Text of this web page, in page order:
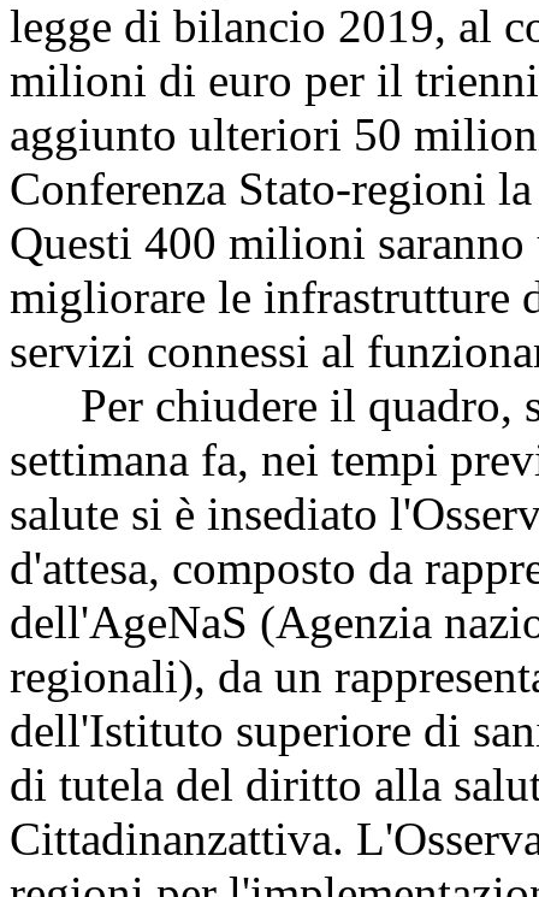
legge di bilancio 2019, al
milioni di euro per il
aggiunto ulteriori 50
Conferenza Stato-regioni
Questi 400 milioni
migliorare le infrastrutture
servizi connessi al
Per chiudere il quadro,
settimana fa, nei tempi
salute si è insediato
d'attesa, composto da
dell'AgeNaS (Agenzia
regionali), da un
dell'Istituto superiore di
di tutela del diritto alla
Cittadinanzattiva.